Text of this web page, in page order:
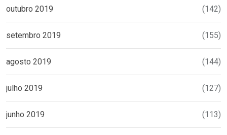
outubro 2019 (142)
setembro 2019 (155)
agosto 2019 (144)
julho 2019 (127)
junho 2019 (113)